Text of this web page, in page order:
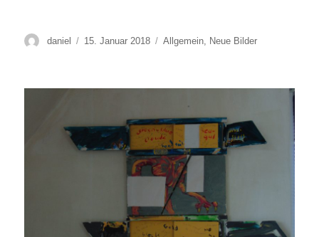
Autor
daniel
Veröffentlicht
15. Januar 2018 Kategorien
Allgemein Neue Bilder